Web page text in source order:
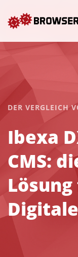
DER VERGLEICH
Ibexa
CMS: